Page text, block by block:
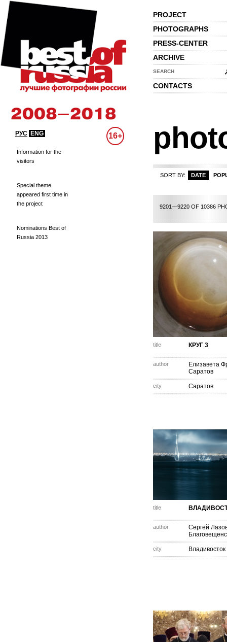
PROJECT
PHOTOGRAPHS
PRESS-CENTER
ARCHIVE
SEARCH
CONTACTS
РУС ENG 16+
Information for the
visitors
Special theme
appeared first time in
the project
Nominations Best of
Russia 2013
SORT BY: DATE
9201—9220 OF 10386
441 442 443 451 452 453 454
title КРУГ 3
author
Елизавета
Саратов
city Саратов
title
author
Сергей
city Владивосток